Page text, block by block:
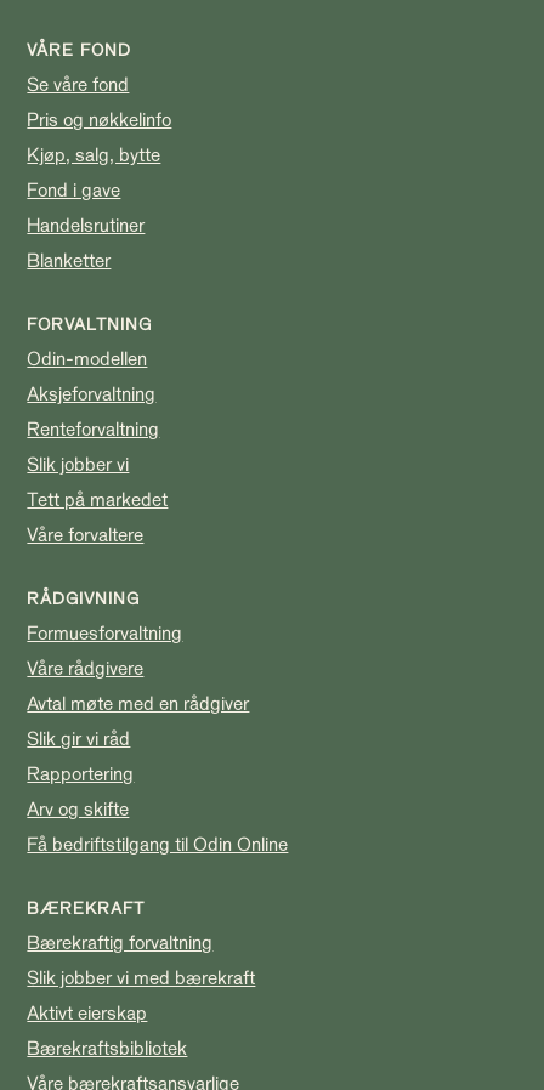
VÅRE FOND
Se våre fond
Pris og nøkkelinfo
Kjøp, salg, bytte
Fond i gave
Handelsrutiner
Blanketter
FORVALTNING
Odin-modellen
Aksjeforvaltning
Renteforvaltning
Slik jobber vi
Tett på markedet
Våre forvaltere
RÅDGIVNING
Formuesforvaltning
Våre rådgivere
Avtal møte med en rådgiver
Slik gir vi råd
Rapportering
Arv og skifte
Få bedriftstilgang til Odin Online
BÆREKRAFT
Bærekraftig forvaltning
Slik jobber vi med bærekraft
Aktivt eierskap
Bærekraftsbibliotek
Våre bærekraftsansvarlige